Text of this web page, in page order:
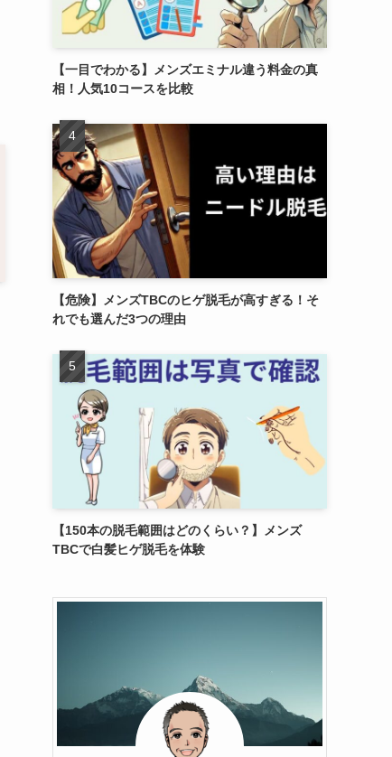
【一目でわかる】メンズエミナル違う料金の真
相！人気10コースを比較
【危険】メンズTBCのヒゲ脱毛が高すぎる！そ
れでも選んだ3つの理由
【150本の脱毛範囲はどのくらい？】メンズ
TBCで白髪ヒゲ脱毛を体験